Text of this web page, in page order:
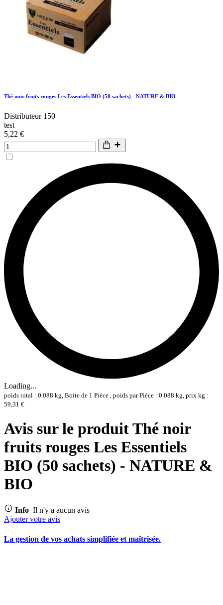
Thé noir fruits rouges Les Essentiels BIO (50 sachets) - NATURE & BIO
Distributeur 150
test
5,22 €
Loading...
poids total : 0.088 kg, Boite de 1 Pièce , poids par Pièce : 0.088 kg, prix kg :
59,31 €
Avis sur le produit Thé noir
fruits rouges Les Essentiels
BIO (50 sachets) - NATURE &
BIO
Info Il n'y a aucun avis
Ajouter votre avis
La gestion de vos achats simplifiée et maîtrisée.